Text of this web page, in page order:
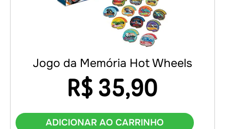
Jogo da Memória Hot Wheels
R$ 35,90
ADICIONAR AO CARRINHO